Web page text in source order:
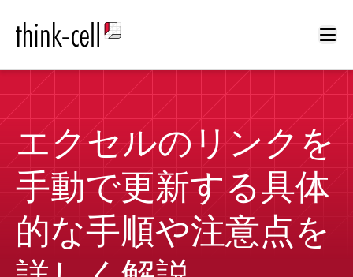
エクセルのリンクを
手動で更新する具体
的な手順や注意点を